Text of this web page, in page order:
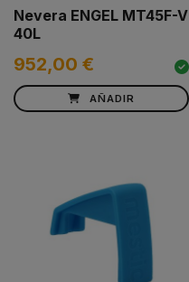
Nevera ENGEL MT45F-V
40L
952,00 €
AÑADIR